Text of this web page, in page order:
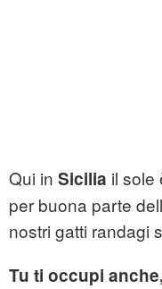
Qui in Sicilia il sole
per buona parte
nostri gatti randagi
Tu ti occupi